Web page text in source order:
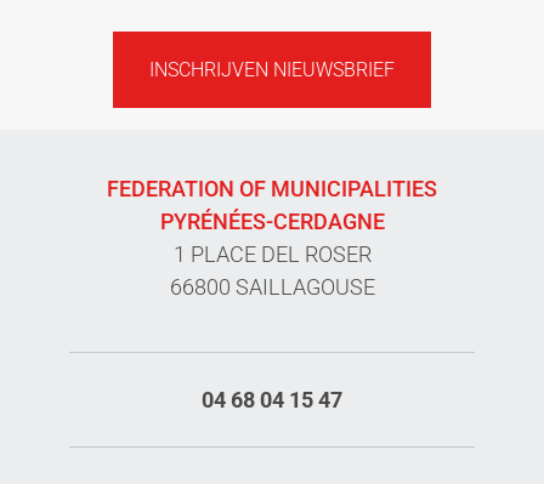
INSCHRIJVEN NIEUWSBRIEF
FEDERATION OF MUNICIPALITIES
PYRÉNÉES-CERDAGNE
1 PLACE DEL ROSER
66800 SAILLAGOUSE
04 68 04 15 47